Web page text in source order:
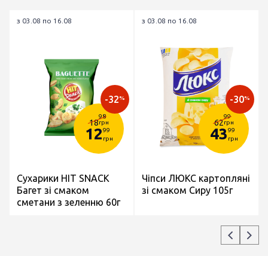
з 03.08 по 16.08
18
98
грн
1299
грн
-32%
Сухарики HIT SNACK
Багет зі смаком
сметани з зеленню 60г
з 03.08 по 16.08
62
99
грн
4399
грн
-30%
Чіпси ЛЮКС картопляні
зі смаком Сиру 105г